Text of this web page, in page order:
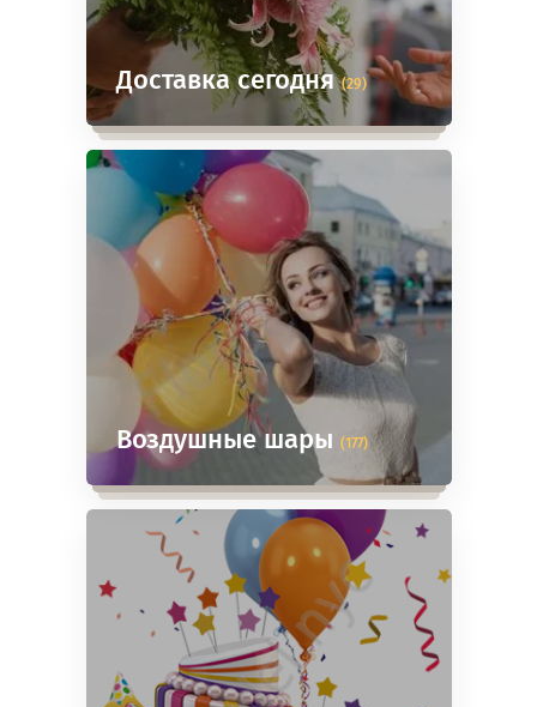
Доставка сегодня(29)
Воздушные шары (177)